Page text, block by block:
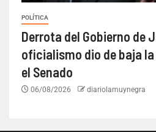
POLÍTICA
Derrota del Gobierno de
oficialismo dio de baja la
el Senado
06/08/2026 diariolamuynegra